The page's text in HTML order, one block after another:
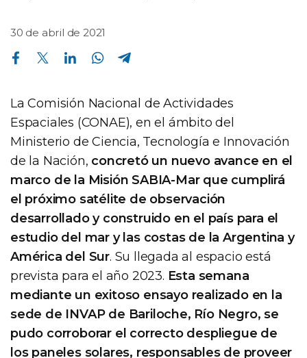
30 de abril de 2021
Compartir en Facebook Compartir en Twitter Compartir en Linkedin Compartir en Whatsapp
La Comisión Nacional de Actividades
Espaciales (CONAE), en el ámbito del
Ministerio de Ciencia, Tecnología e Innovación
de la Nación, concretó un nuevo avance en el
marco de la Misión SABIA-Mar que cumplirá
el próximo satélite de observación
desarrollado y construido en el país para el
estudio del mar y las costas de la Argentina y
América del Sur. Su llegada al espacio está
prevista para el año 2023. Esta semana
mediante un exitoso ensayo realizado en la
sede de INVAP de Bariloche, Río Negro, se
pudo corroborar el correcto despliegue de
los paneles solares, responsables de proveer